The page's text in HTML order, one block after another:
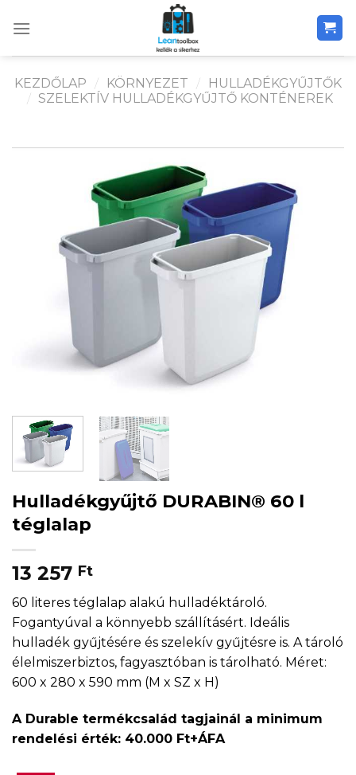
KEZDŐLAP / KÖRNYEZET /
HULLADÉKGYŰJTŐK
/ SZELEKTÍV HULLADÉKGYŰJTŐ KONTÉNEREK
Hulladékgyűjtő DURABIN® 60 l
téglalap
13 257 Ft
60 literes téglalap alakú hulladéktároló.
Fogantyúval a könnyebb szállításért. Ideális
hulladék gyűjtésére és szelekív gyűjtésre is. A tároló
élelmiszerbiztos, fagyasztóban is tárolható. Méret:
600 x 280 x 590 mm (M x SZ x H)
A Durable termékcsalád tagjainál a minimum
rendelési érték: 40.000 Ft+ÁFA